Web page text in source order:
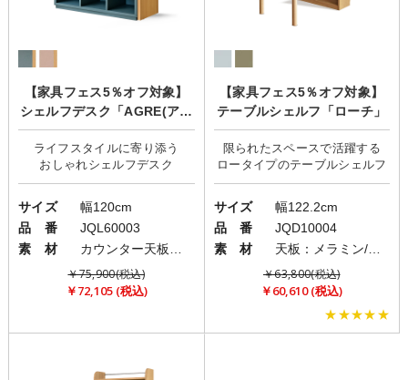
【家具フェス5％オフ対象】
シェルフデスク「AGRE(アグ
レ)」
ライフスタイルに寄り添う
サイズ
幅120cm
品 番
JQL60003
素 材
カウンター天板：強化紙/本体：オレフィン化粧繊維板
￥75,900(税込)
￥72,105 (税込)
【家具フェス5％オフ対象】
テーブルシェルフ「ローチ」
限られたスペースで活躍する
サイズ
幅122.2cm
品 番
JQD10004
素 材
天板：メラミン/本体：強化紙/脚部：ラバーウッド
￥63,800(税込)
￥60,610 (税込)
★★★★★